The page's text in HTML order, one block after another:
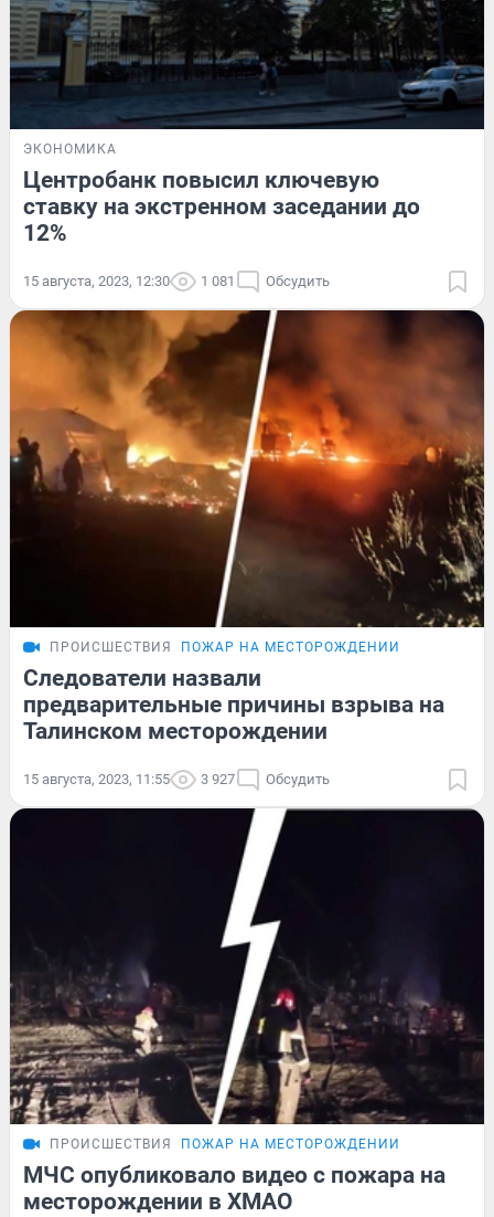
ЭКОНОМИКА
Центробанк повысил ключевую
ставку на экстренном заседании до
12%
15 августа, 2023, 12:30 1 081 Обсудить
ПРОИСШЕСТВИЯ ПОЖАР НА МЕСТОРОЖДЕНИИ
Следователи назвали
предварительные причины взрыва на
Талинском месторождении
15 августа, 2023, 11:55 3 927 Обсудить
ПРОИСШЕСТВИЯ ПОЖАР НА МЕСТОРОЖДЕНИИ
МЧС опубликовало видео с пожара на
месторождении в ХМАО